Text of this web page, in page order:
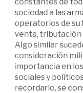
sociedad a las
operatorios de su
venta, tributación
Algo similar
consideración
importancia en
sociales y
recordarlo, se